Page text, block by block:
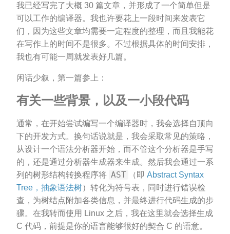
我已经写完了大概 30 篇文章，并形成了一个简单但是
可以工作的编译器。我也许要花上一段时间来发表它
们，因为这些文章均需要一定程度的整理，而且我能花
在写作上的时间不是很多。不过根据具体的时间安排，
我也有可能一周就发表好几篇。
闲话少叙，第一篇参上：
有关一些背景，以及一小段代码
通常，在开始尝试编写一个编译器时，我会选择自顶向
下的开发方式。换句话说就是，我会采取常见的策略，
从设计一个语法分析器开始，而不管这个分析器是手写
的，还是通过分析器生成器来生成。然后我会通过一系
列的树形结构转换程序将 AST （即 Abstract Syntax
Tree，抽象语法树）转化为符号表，同时进行错误检
查，为树结点附加各类信息，并最终进行代码生成的步
骤。在我转而使用 Linux 之后，我在这里就会选择生成
C 代码，前提是你的语言能够很好的契合 C 的语意。